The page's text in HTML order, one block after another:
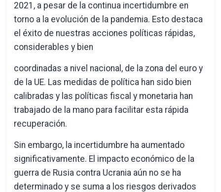
2021, a pesar de la continua incertidumbre en
torno a la evolución de la pandemia. Esto destaca
el éxito de nuestras acciones políticas rápidas,
considerables y bien
coordinadas a nivel nacional, de la zona del euro y
de la UE. Las medidas de política han sido bien
calibradas y las políticas fiscal y monetaria han
trabajado de la mano para facilitar esta rápida
recuperación.
Sin embargo, la incertidumbre ha aumentado
significativamente. El impacto económico de la
guerra de Rusia contra Ucrania aún no se ha
determinado y se suma a los riesgos derivados